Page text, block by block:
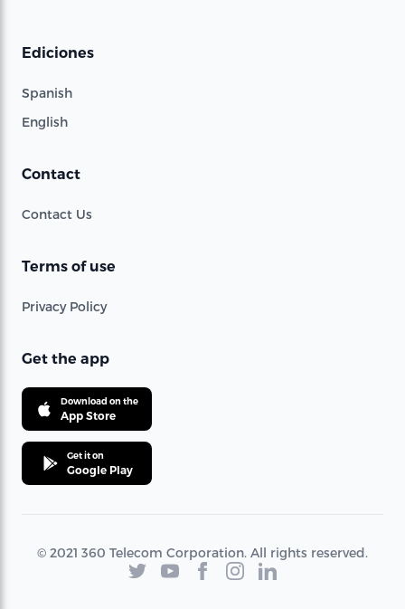
Ediciones
Spanish
English
Contact
Contact Us
Terms of use
Privacy Policy
Get the app
Download on the
App Store
Get it on
Google Play
© 2021 360 Telecom Corporation. All rights reserved.